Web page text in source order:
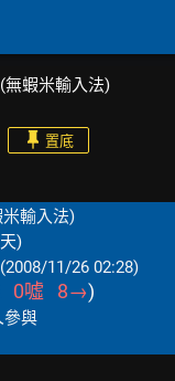
無蝦米輸入法)
置底
米輸入法)
)
(2008/11/26 02:28)
0噓 8→)
參與